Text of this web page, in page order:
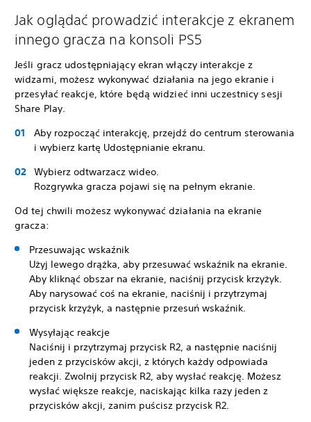
Jak oglądać prowadzić interakcje z ekranem
innego gracza na konsoli PS5
Jeśli gracz udostępniający ekran włączy interakcje z
widzami, możesz wykonywać działania na jego ekranie i
przesyłać reakcje, które będą widzieć inni uczestnicy sesji
Share Play.
Aby rozpocząć interakcję, przejdź do centrum sterowania
i wybierz kartę Udostępnianie ekranu.
Wybierz odtwarzacz wideo.
Rozgrywka gracza pojawi się na pełnym ekranie.
Od tej chwili możesz wykonywać działania na ekranie
gracza:
Przesuwając wskaźnik
Użyj lewego drążka, aby przesuwać wskaźnik na ekranie.
Aby kliknąć obszar na ekranie, naciśnij przycisk krzyżyk.
Aby narysować coś na ekranie, naciśnij i przytrzymaj
przycisk krzyżyk, a następnie przesuń wskaźnik.
Wysyłając reakcje
Naciśnij i przytrzymaj przycisk R2, a następnie naciśnij
jeden z przycisków akcji, z których każdy odpowiada
reakcji. Zwolnij przycisk R2, aby wysłać reakcję. Możesz
wysłać większe reakcje, naciskając kilka razy jeden z
przycisków akcji, zanim puścisz przycisk R2.